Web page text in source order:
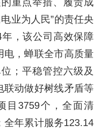
业为人民”的责任央
，该公司高效保障
电，蝉联全市高质量
；平稳管控六级及
联动做好树线矛盾等
目3759个，全面清
全年累计服务123.14